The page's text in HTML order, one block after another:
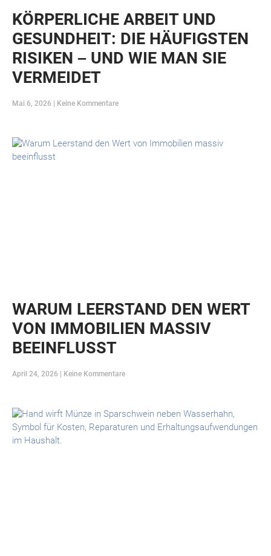
KÖRPERLICHE ARBEIT UND
GESUNDHEIT: DIE HÄUFIGSTEN
RISIKEN – UND WIE MAN SIE
VERMEIDET
Mai 6, 2026 Keine Kommentare
WARUM LEERSTAND DEN WERT
VON IMMOBILIEN MASSIV
BEEINFLUSST
April 24, 2026 Keine Kommentare